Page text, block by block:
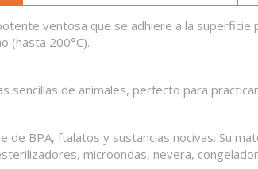
ventosa que se adhiere a la
(hasta 200°C).
sencillas de animales, perfecto para
de BPA, ftalatos y sustancias nocivas. Su
microondas, nevera,